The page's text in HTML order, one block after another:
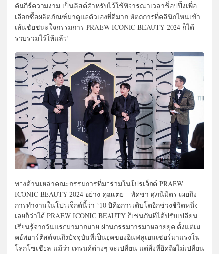
คัมภีร์ความงาม เป็นลิสต์สำหรับไว้ใช้พิจารณาเวลาช็อปปิ้งเพื่อ
เลือกซื้อผลิตภัณฑ์มาดูแลตัวเองที่ดีมาก หัตถการที่คลินิกไหนเข้า
เส้นชัยชนะใจกรรมการ PRAEW ICONIC BEAUTY 2024 ก็ได้
รวบรวมไว้ให้แล้ว’
ทางด้านเหล่าคณะกรรมการที่มาร่วมในโปรเจ็กต์ PRAEW
ICONIC BEAUTY 2024 อย่าง คุณเตย – พัดชา ศุภนิมิตร เผยถึง
การทำงานในโปรเจ็กต์นี้ว่า ‘10 ปีคือการเติบโตอีกช่วงชีวิตหนึ่ง
เลยก็ว่าได้ PRAEW ICONIC BEAUTY ก็เช่นกันที่ได้ปรับเปลี่ยน
เรียนรู้จากวันแรกมามากมาย ผ่านกรรมการมาหลายยุค ตั้งแต่เม
คอัพอาร์ติสต์จนถึงปัจจุบันที่เป็นยุคของอินฟลูเอนเซอร์มาแรงใน
โลกโซเชียล แม้ว่า เทรนด์ต่างๆ จะเปลี่ยน แต่สิ่งที่ยึดถือไม่เปลี่ยน